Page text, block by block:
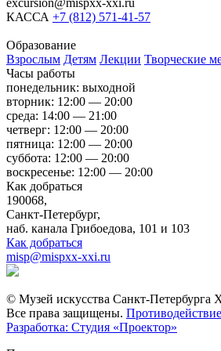
КАССА +7 (812) 571-41-57
Образование
Взрослым Детям Лекции Творческие
Часы работы
понедельник: выходной
вторник: 12:00 — 20:00
среда: 14:00 — 21:00
четверг: 12:00 — 20:00
пятница: 12:00 — 20:00
суббота: 12:00 — 20:00
воскресенье: 12:00 — 20:00
Как добраться
190068,
Санкт-Петербург,
наб. канала Грибоедова, 101 и 103
Как добраться
misp@mispxx-xxi.ru
© Музей искусства Санкт-Петербурга
Все права защищены.
Разработка: Студия «Проектор»